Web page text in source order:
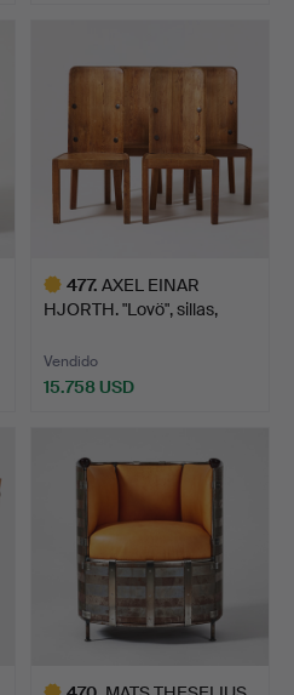
477. AXEL EINAR
HJORTH. "Lovö", sillas,
Vendido
15.758 USD